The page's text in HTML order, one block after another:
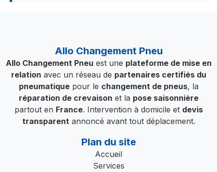
Allo Changement Pneu
Allo Changement Pneu est une plateforme de mise en
relation avec un réseau de partenaires certifiés du
pneumatiquepour le changement de pneus, la
réparation de crevaison et la pose saisonnière
partout en France. Intervention à domicile et devis
transparentannoncé avant tout déplacement.
Plan du site
Accueil
Services